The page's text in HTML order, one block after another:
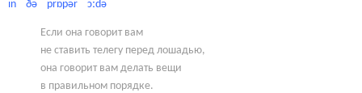
ɪn ðə prɒpər ɔːdə
Если она говорит вам
не ставить телегу перед лошадью,
она говорит вам делать вещи
в правильном порядке.